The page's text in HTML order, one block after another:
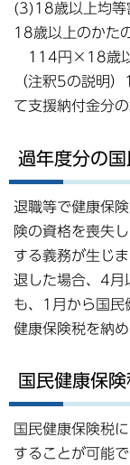
(3)18歳以上均等
18歳以上のかた
114円×18歳以
（注釈5の説明
て支援納付金分
過年度分の
退職等で健康保
険の資格を喪失
する義務が生じ
退した場合、4月
も、1月から国民
健康保険税を納
国民健康保
国民健康保険税
することが可能で